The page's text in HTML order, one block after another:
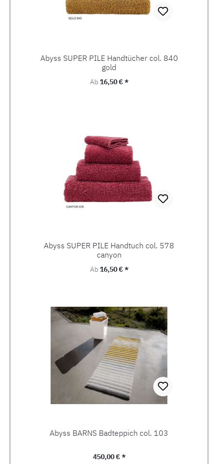
Abyss SUPER PILE Handtücher col. 840
gold
Regulärer Preis:
Ab16,50 € *
Abyss SUPER PILE Handtuch col. 578
canyon
Regulärer Preis:
Ab16,50 € *
Abyss BARNS Badteppich col. 103
Regulärer Preis:
450,00 € *